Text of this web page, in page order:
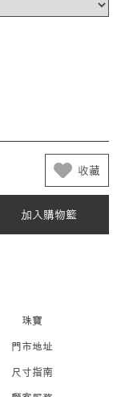
收藏
加入購物籃
珠寶
門市地址
尺寸指南